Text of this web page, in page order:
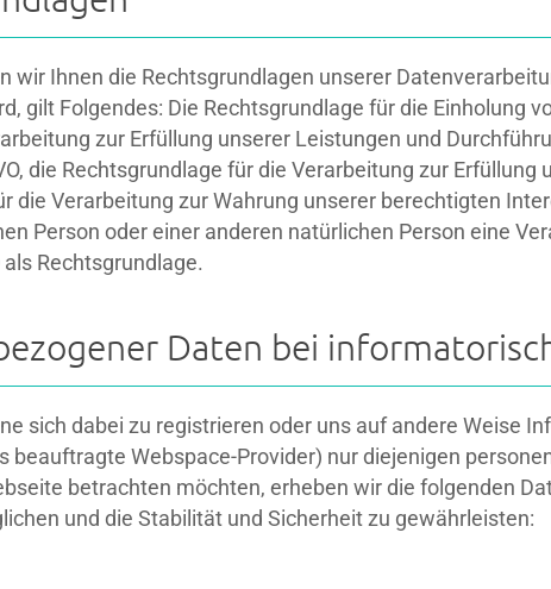
wir Ihnen die Rechtsgrundlagen unserer
gilt Folgendes: Die Rechtsgrundlage für die Einholung
zur Erfüllung unserer Leistungen und
die Rechtsgrundlage für die Verarbeitung zur
die Verarbeitung zur Wahrung unserer berechtigten
Person oder einer anderen natürlichen Person eine
Rechtsgrundlage.
Daten bei
sich dabei zu registrieren oder uns auf andere Weise
beauftragte Webspace-Provider) nur diejenigen
betrachten möchten, erheben wir die folgenden
und die Stabilität und Sicherheit zu gewährleisten: